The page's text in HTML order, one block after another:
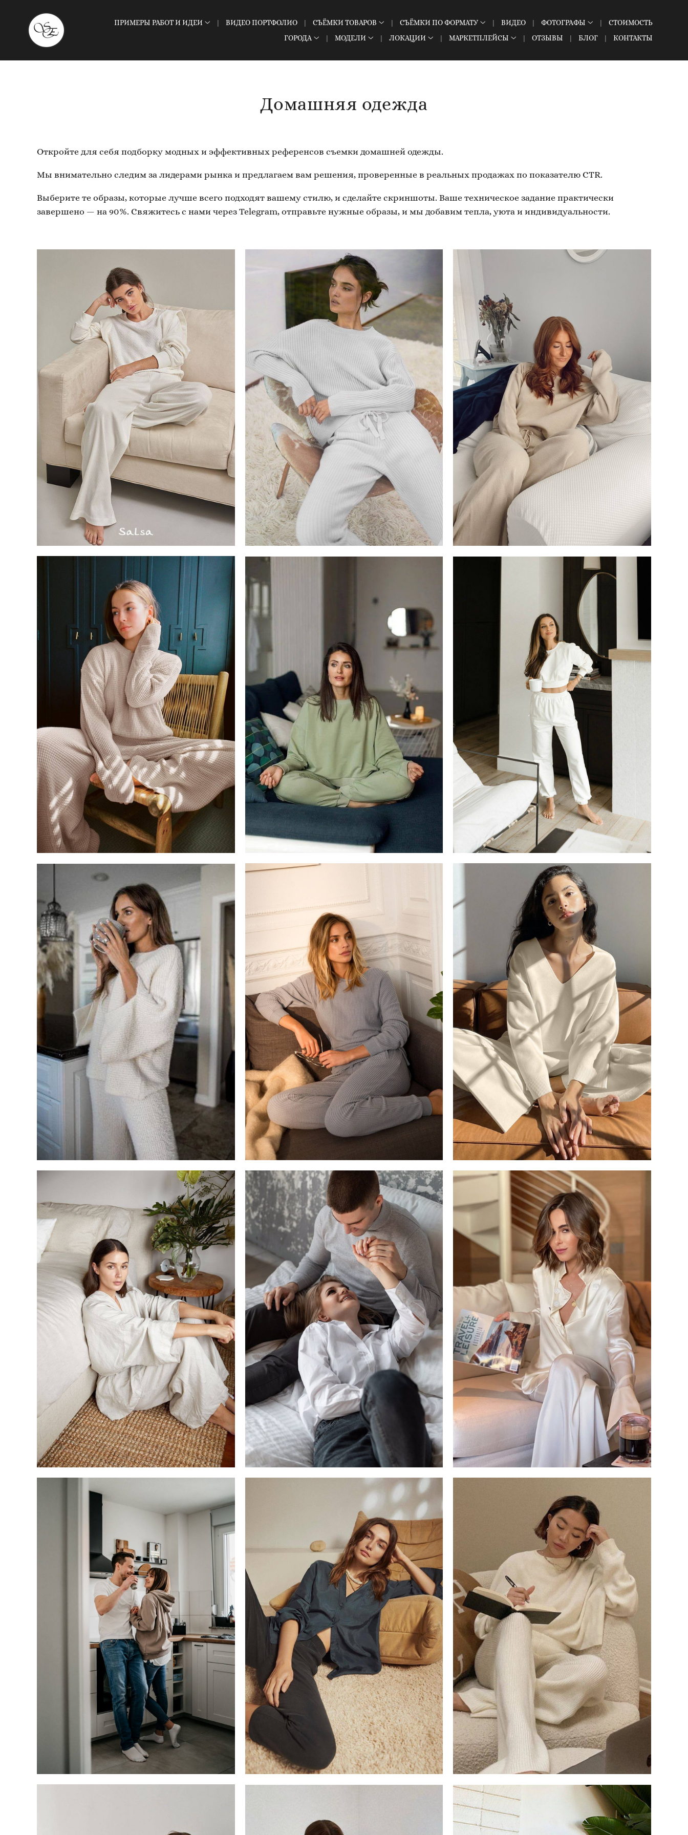
ПРИМЕРЫ РАБОТ И ИДЕИ ВИДЕО ПОРТФОЛИО СЪЁМКИ ТОВАРОВ СЪЁМКИ ПО ФОРМАТУ ВИДЕО ФОТОГРАФЫ
СТОИМОСТЬ
ГОРОДА
МОДЕЛИ ЛОКАЦИИ МАРКЕТПЛЕЙСЫ ОТЗЫВЫ БЛОГ КОНТАКТЫ
Домашняя одежда
Откройте для себя подборку модных и эффективных референсов съемки домашней одежды.
Мы внимательно следим за лидерами рынка и предлагаем вам решения, проверенные в реальных продажах по показателю CTR.
Выберите те образы, которые лучше всего подходят вашему стилю, и сделайте скриншоты. Ваше техническое задание практически
завершено — на 90%. Свяжитесь с нами через Telegram, отправьте нужные образы, и мы добавим тепла, уюта и индивидуальности.